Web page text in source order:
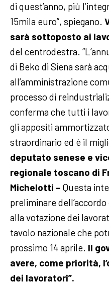
di quest’anno, più
15mila euro”, spiegano.
sarà sottoposto ai
del centrodestra.
di Beko di Siena sarà
all’amministrazione
processo di
conferma che tutti i
gli appositi
straordinario ed è il
deputato senese e
regionale toscano di
Michelotti – Questa
preliminare
alla votazione dei
tavolo nazionale che
prossimo 14 aprile. Il
avere, come priorità,
dei lavoratori”.